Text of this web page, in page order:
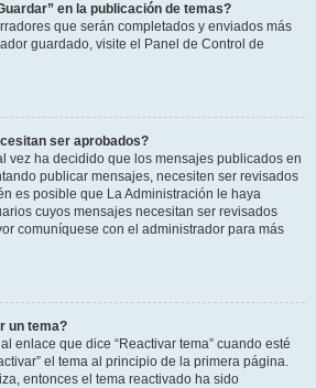
en la publicación de temas?
que serán completados y enviados más
guardado, visite el Panel de Control de
ser aprobados?
vez ha decidido que los mensajes publicados en
publicar mensajes, necesiten ser revisados
es posible que La Administración le haya
cuyos mensajes necesitan ser revisados
comuníquese con el administrador para más
un tema?
enlace que dice “Reactivar tema” cuando esté
el tema al principio de la primera página.
entonces el tema reactivado ha sido